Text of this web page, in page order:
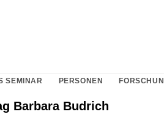
SEMINAR PERSONEN
Barbara Budrich